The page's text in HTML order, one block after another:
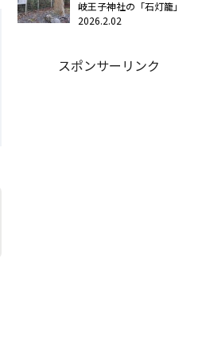
岐王子神社の「石灯籠」
2026.2.02
スポンサーリンク